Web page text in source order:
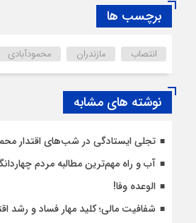
برچسب ها
انتصاب مازندران محمودآبادی
نوشته های مشابه
تجلی ایستادگی در شب‌های اقتدار
آب و راه مهم‌ترین مطالبه مردم
الوعده وفا!
شفافیت مالی؛ کلید مهار فساد و رشد